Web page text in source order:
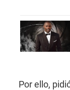
Por ello,